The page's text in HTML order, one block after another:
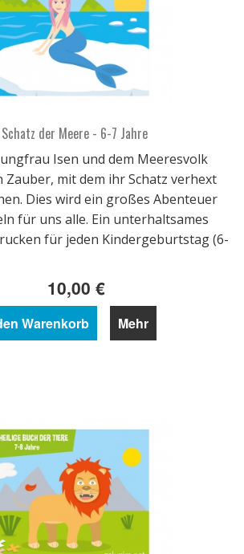
der Meere - 6-7 Jahre
Isen und dem Meeresvolk
Zauber, mit dem ihr Schatz verhext
Dies wird ein großes Abenteuer
für uns alle. Ein unterhaltsames
für jeden Kindergeburtstag (6-
10,00 €
Warenkorb Mehr